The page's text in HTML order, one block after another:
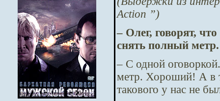
Action ”)
– Олег, говорят,
снять полный метр.
– С одной
метр. Хороший! А в
такового у нас не